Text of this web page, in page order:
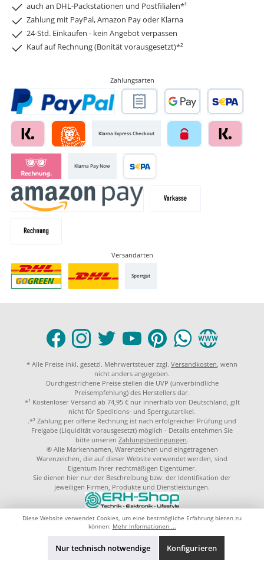
auch an DHL-Packstationen und Postfilialen*¹
Zahlung mit PayPal, Amazon Pay oder Klarna
24-Std. Einkaufen - kein Angebot verpassen
Kauf auf Rechnung (Bonität vorausgesetzt)*²
Zahlungsarten
Klarna Express Checkout
Klarna Pay Now
Versandarten
Sperrgut
* Alle Preise inkl. gesetzl. Mehrwertsteuer zzgl. Versandkosten, wenn
nicht anders angegeben.
Durchgestrichene Preise stellen die UVP (unverbindliche
Preisempfehlung) des Herstellers dar.
*¹ Kostenloser Versand ab 74,95 € nur innerhalb von Deutschland, gilt
nicht für Speditions- und Sperrgutartikel.
.*² Zahlung per offene Rechnung ist nach erfolgreicher Prüfung und
Freigabe (Liquidität vorausgesetzt) möglich - Details entehmen Sie
bitte unseren Zahlungsbedingungen.
® Alle Markennamen, Warenzeichen und eingetragenen
Warenzeichen, die auf dieser Website verwendet werden, sind
Eigentum Ihrer rechtmäßigen Eigentümer.
Sie dienen hier nur der Beschreibung bzw. der Identifikation der
jeweiligen Firmen, Produkte und Dienstleistungen.
Diese Website verwendet Cookies, um eine bestmögliche Erfahrung bieten zu
können. Mehr Informationen ...
Nur technisch notwendige Konfigurieren